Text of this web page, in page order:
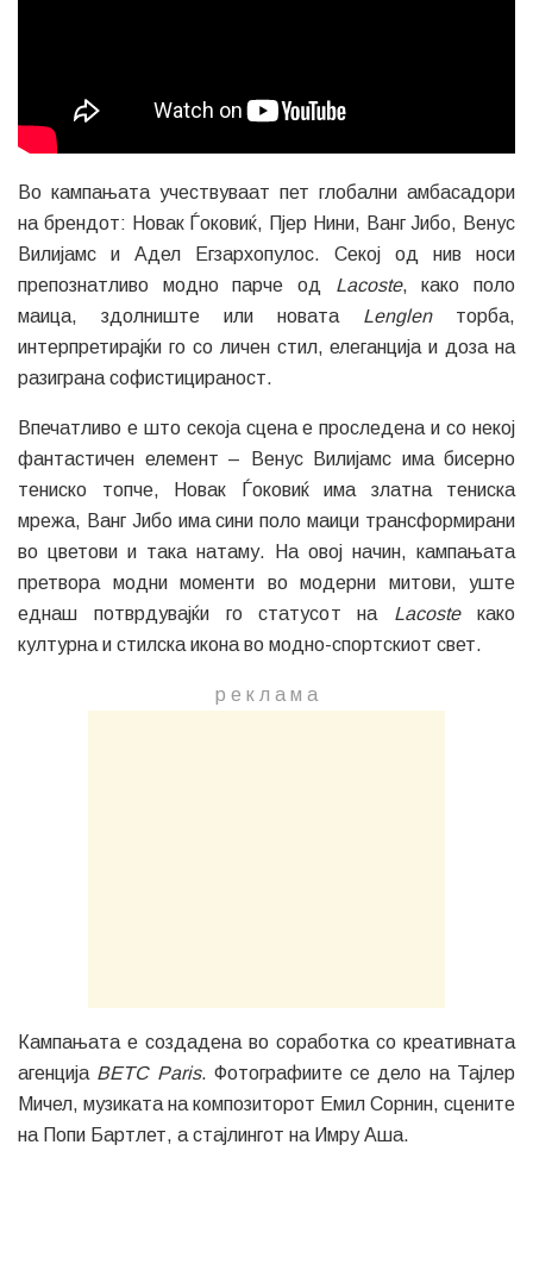
Во кампањата учествуваат пет глобални амбасадори
на брендот: Новак Ѓоковиќ, Пјер Нини, Ванг Јибо, Венус
Вилијамс и Адел Егзархопулос. Секој од нив носи
препознатливо модно парче од Lacoste, како поло
маица, здолниште или новата Lenglenторба,
интерпретирајќи го со личен стил, елеганција и доза на
разиграна софистицираност.
Впечатливо е што секоја сцена е проследена и со некој
фантастичен елемент – Венус Вилијамс има бисерно
тениско топче, Новак Ѓоковиќ има златна тениска
мрежа, Ванг Јибо има сини поло маици трансформирани
во цветови и така натаму. На овој начин, кампањата
претвора модни моменти во модерни митови, уште
еднаш потврдувајќи го статусот на Lacosteкако
културна и стилска икона во модно-спортскиот свет.
р е к л а м a
Кампањата е создадена во соработка со креативната
агенција BETC Paris. Фотографиите се дело на Тајлер
Мичел, музиката на композиторот Емил Сорнин, сцените
на Попи Бартлет, а стајлингот на Имру Аша.